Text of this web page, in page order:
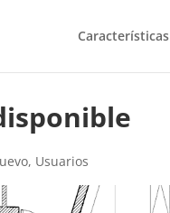
Características
, Usuarios